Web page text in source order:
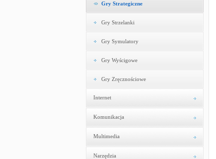
Gry Strategiczne
Gry Strzelanki
Gry Symulatory
Gry Wyścigowe
Gry Zręcznościowe
Internet
Komunikacja
Multimedia
Narzędzia